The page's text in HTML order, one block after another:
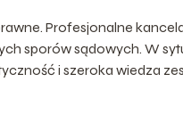
Profesjonalne
sporów sądowych. W
i szeroka wiedza